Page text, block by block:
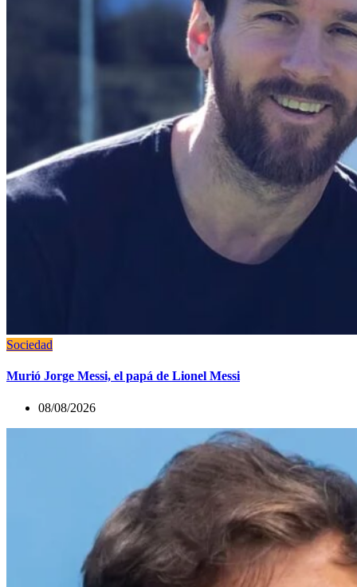
Sociedad
Murió Jorge Messi, el papá de Lionel Messi
08/08/2026